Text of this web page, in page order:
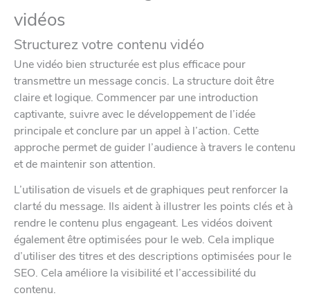
vidéos
Structurez votre contenu vidéo
Une vidéo bien structurée est plus efficace pour
transmettre un message concis. La structure doit être
claire et logique. Commencer par une introduction
captivante, suivre avec le développement de l’idée
principale et conclure par un appel à l’action. Cette
approche permet de guider l’audience à travers le contenu
et de maintenir son attention.
L’utilisation de visuels et de graphiques peut renforcer la
clarté du message. Ils aident à illustrer les points clés et à
rendre le contenu plus engageant. Les vidéos doivent
également être optimisées pour le web. Cela implique
d’utiliser des titres et des descriptions optimisées pour le
SEO. Cela améliore la visibilité et l’accessibilité du
contenu.